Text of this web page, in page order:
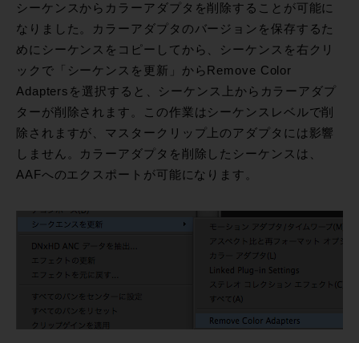
シーケンスからカラーアダプタを削除することが可能に
なりました。カラーアダプタのバージョンを保存するた
めにシーケンスをコピーしてから、シーケンスを右クリ
ックで「シーケンスを更新」からRemove Color
Adaptersを選択すると、シーケンス上からカラーアダプ
ターが削除されます。この作業はシーケンスレベルで削
除されますが、マスタークリップ上のアダプタには影響
しません。カラーアダプタを削除したシーケンスは、
AAFへのエクスポートが可能になります。